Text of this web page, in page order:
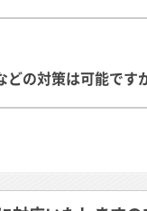
の対策は可能です